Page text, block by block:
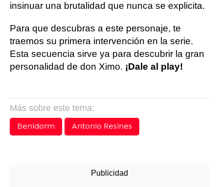
insinuar una brutalidad que nunca se explicita.
Para que descubras a este personaje, te
traemos su primera intervención en la serie.
Esta secuencia sirve ya para descubrir la gran
personalidad de don Ximo. ¡Dale al play!
Más sobre este tema:
Benidorm
Antonio Resines